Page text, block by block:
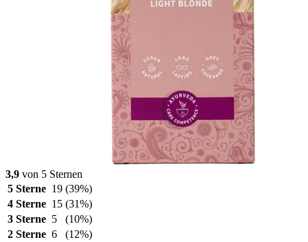
3,9 von 5 Sternen
5 Sterne 19 (39%)
4 Sterne 15 (31%)
3 Sterne 5
(10%)
2 Sterne 6
(12%)